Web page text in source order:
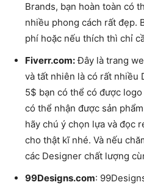
Brands, bạn hoàn toàn có
nhiều phong cách rất đẹp.
phí hoặc nếu thích thì chỉ
Fiverr.com:Đây là trang
và tất nhiên là có rất nhiều
5$ bạn có thể có được
có thể nhận được sản
hãy chú ý chọn lựa và đọc
cho thật kĩ nhé. Và nếu
các Designer chất lượng
99Designs.com: